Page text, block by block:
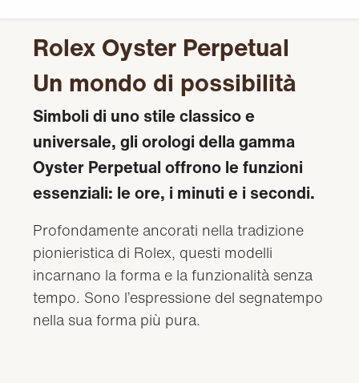
Rolex Oyster Perpetual
Un mondo di possibilità
Simboli di uno stile classico e
universale, gli orologi della gamma
Oyster Perpetual offrono le funzioni
essenziali: le ore, i minuti e i secondi.
Profondamente ancorati nella tradizione
pionieristica di Rolex, questi modelli
incarnano la forma e la funzionalità senza
tempo. Sono l’espressione del segnatempo
nella sua forma più pura.